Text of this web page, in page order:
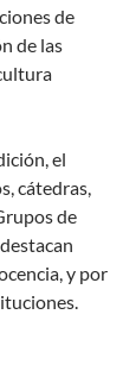
de
de las
el
cátedras,
de
y por